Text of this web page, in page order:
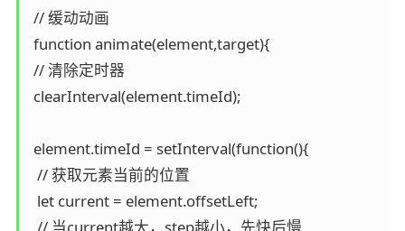
// 缓动动画
function animate(element,target){
// 清除定时器
clearInterval(element.timeId);
element.timeId = setInterval(function(){
  // 获取元素当前的位置
  let current = element.offsetLeft;
  // 当current越大，step越小，先快后慢